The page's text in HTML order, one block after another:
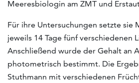
Meeresbiologin am ZMT und
Für ihre Untersuchungen setzte sie
jeweils 14 Tage fünf verschiedenen
Anschließend wurde der Gehalt an
photometrisch bestimmt. Die
Stuthmann mit verschiedenen